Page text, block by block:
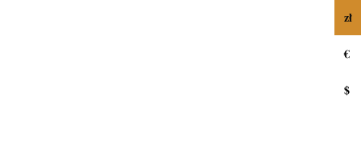
zł
€
$